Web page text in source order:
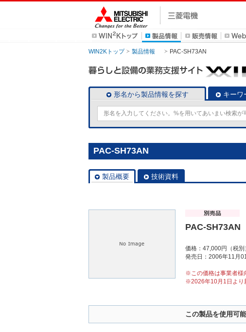
WIN2Kトップ 製品情報 PAC-SH73AN
形名から製品情報を探す キーワ
PAC-SH73AN
製品概要 技術資料
PAC-SH73AN
価格：47,000円（税別
発売日：2006年11月
※この価格は事業者様
※2026年10月1日より
この製品を使用可